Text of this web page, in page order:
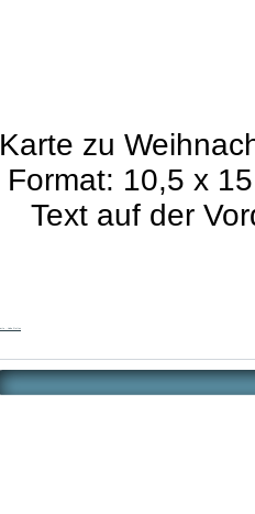
Karte zu
Format: 10,5 x
Text auf der